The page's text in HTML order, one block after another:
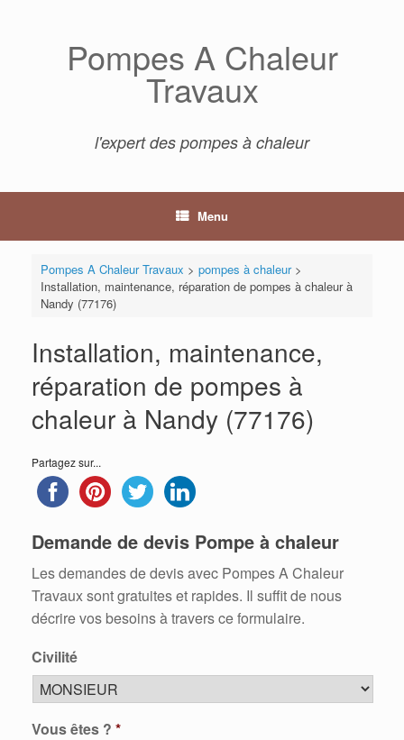
Pompes A Chaleur
Travaux
l'expert des pompes à chaleur
Menu
Pompes A Chaleur Travaux > pompes à chaleur>
Installation, maintenance, réparation de pompes à chaleur à
Nandy (77176)
Installation, maintenance,
réparation de pompes à
chaleur à Nandy (77176)
Partagez sur...
Demande de devis Pompe à chaleur
Les demandes de devis avec Pompes A Chaleur
Travaux sont gratuites et rapides. Il suffit de nous
décrire vos besoins à travers ce formulaire.
Civilité
Vous êtes ? *